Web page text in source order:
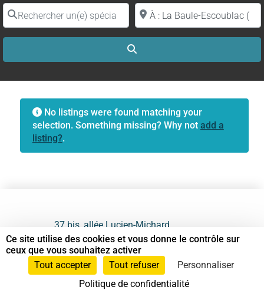
Rechercher un(e) spécialiste par nomProche de (ville ou région)
No listings were found matching your
selection. Something missing? Why not add a
listing?.
37 bis, allée Lucien-Michard
93190 Livry-Gargan
06 61 87 28 09
Ce site utilise des cookies et vous donne le contrôle sur
ceux que vous souhaitez activer
Tout accepter
Tout refuser
Personnaliser
Politique de confidentialité